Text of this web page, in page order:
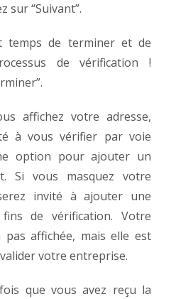
sur “Suivant”.
temps de terminer et de
de vérification !
affichez votre adresse,
à vous vérifier par voie
option pour ajouter un
Si vous masquez votre
invité à ajouter une
de vérification. Votre
pas affichée, mais elle est
votre entreprise.
que vous avez reçu la